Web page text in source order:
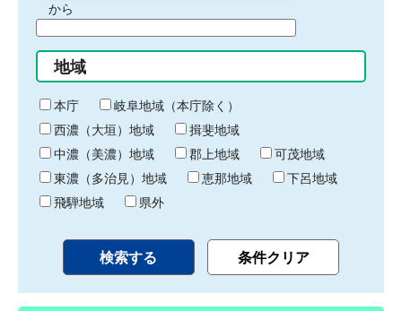
間
始
り
から
間
終
わ
り
地域
本庁
岐阜地域（本庁除く）
西濃（大垣）地域
揖斐地域
中濃（美濃）地域
郡上地域
可茂地域
東濃（多治見）地域
恵那地域
下呂地域
飛騨地域
県外